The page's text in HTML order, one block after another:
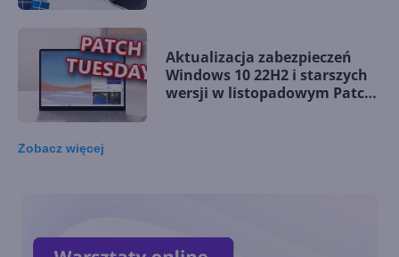
Aktualizacja zabezpieczeń
Windows 10 22H2 i starszych
wersji w listopadowym Patch
Zobacz więcej